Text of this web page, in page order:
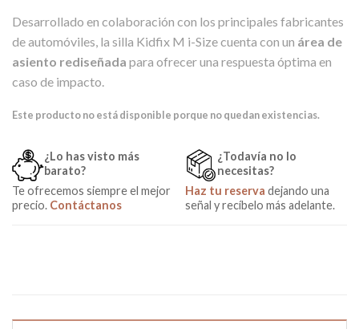
Desarrollado en colaboración con los principales fabricantes
de automóviles, la silla Kidfix M i-Size cuenta con un área de
asiento rediseñada para ofrecer una respuesta óptima en
caso de impacto.
Este producto no está disponible porque no quedan existencias.
¿Lo has visto más
barato?
Te ofrecemos siempre el mejor
precio. Contáctanos
¿Todavía no lo
necesitas?
Haz tu reserva dejando una
señal y recíbelo más adelante.